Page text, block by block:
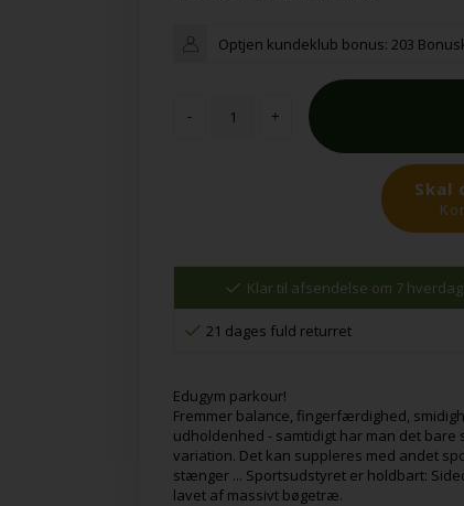
Optjen kundeklub bonus: 203
- +
Skal
Klar til afsendelse om 7
21 dages fuld returret
Edugym parkour!
Fremmer balance, fingerfærdighed,
udholdenhed - samtidigt har man det
variation. Det kan suppleres med andet
stænger ... Sportsudstyret er holdbart:
lavet af massivt bøgetræ.